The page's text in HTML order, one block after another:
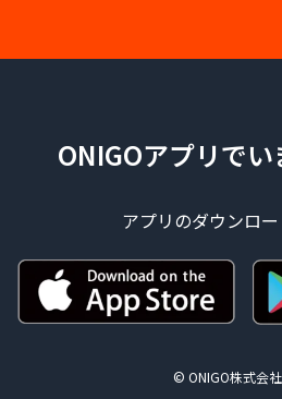
ONIGOアプリで
アプリのダウンロ
© ONIGO株式会